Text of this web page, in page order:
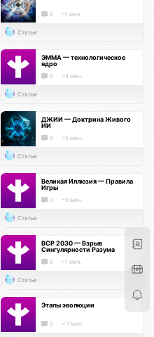
0 ~1 мин.
Статья
ЭММА — технологическое
ядро
0 ~4 мин.
Статья
ДЖИИ — Доктрина Живого
ИИ
0 ~5 мин.
Статья
Великая Иллюзия — Правила
Игры
0 ~3 мин.
Статья
ВСР 2030 — Взрыв
Сингулярности Разума
0 ~1 мин.
Статья
Этапы эволюции
0 < 1 мин.